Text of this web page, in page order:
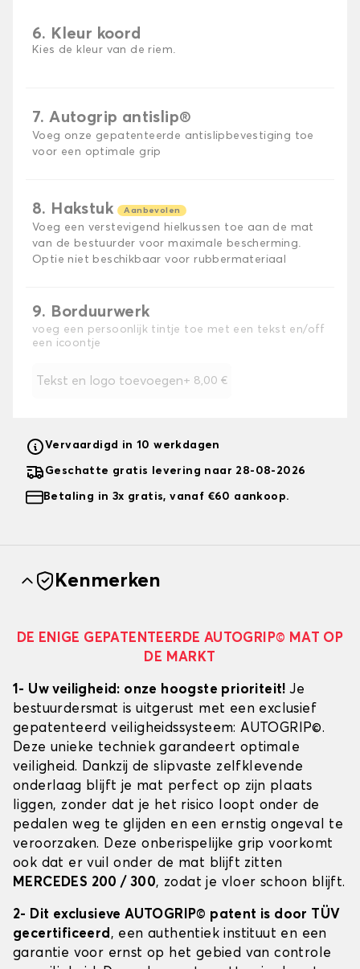
6. Kleur koord
Kies de kleur van de riem.
7. Autogrip antislip®
Voeg onze gepatenteerde antislipbevestiging toe
voor een optimale grip
8. Hakstuk Aanbevolen
Voeg een verstevigend hielkussen toe aan de mat
van de bestuurder voor maximale bescherming.
Optie niet beschikbaar voor rubbermateriaal
9. Borduurwerk
voeg een persoonlijk tintje toe met een tekst en/off
een icoontje
Tekst en logo toevoegen+ 8,00 €
Vervaardigd in 10 werkdagen
Geschatte gratis levering naar 28-08-2026
Betaling in 3x gratis, vanaf €60 aankoop.
Kenmerken
DE ENIGE GEPATENTEERDE AUTOGRIP© MAT OP
DE MARKT
1- Uw veiligheid: onze hoogste prioriteit!Je
bestuurdersmat is uitgerust met een exclusief
gepatenteerd veiligheidssysteem: AUTOGRIP©.
Deze unieke techniek garandeert optimale
veiligheid. Dankzij de slipvaste zelfklevende
onderlaag blijft je mat perfect op zijn plaats
liggen, zonder dat je het risico loopt onder de
pedalen weg te glijden en een ernstig ongeval te
veroorzaken. Deze onberispelijke grip voorkomt
ook dat er vuil onder de mat blijft zitten
MERCEDES 200 / 300, zodat je vloer schoon blijft.
2- Dit exclusieve AUTOGRIP© patent is door TÜV
gecertificeerd, een authentiek instituut en een
garantie voor ernst op het gebied van controle